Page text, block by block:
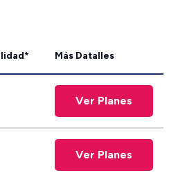
Más Datalles
Ver Planes
Ver Planes